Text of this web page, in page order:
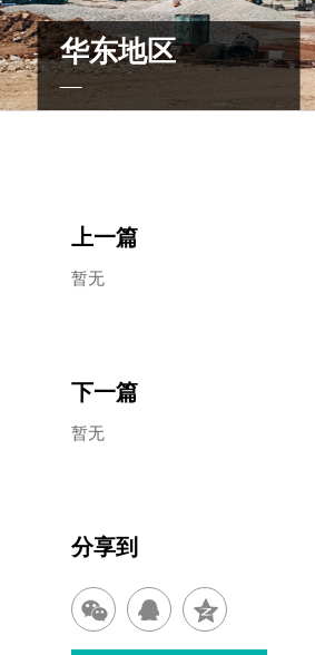
华东地区
上一篇
暂无
下一篇
暂无
分享到